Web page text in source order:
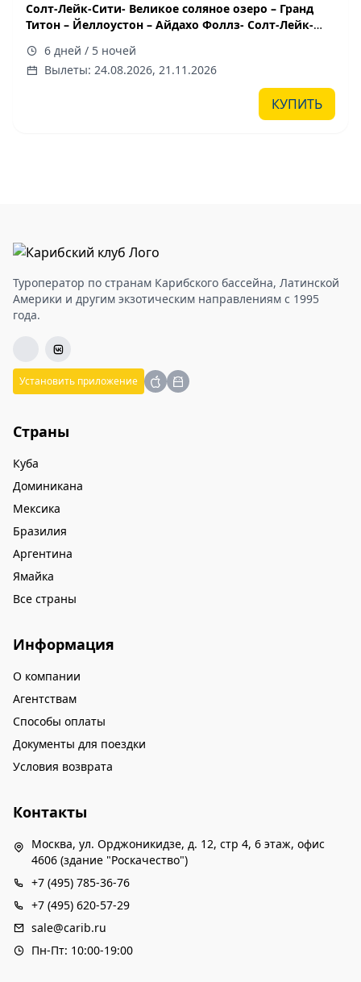
Солт-Лейк-Сити- Великое соляное озеро – Гранд
Титон – Йеллоустон – Айдахо Фоллз- Солт-Лейк-
Парк – Гусиная шея – Долина Монументов – озеро
Пауэлл – Брайс Каньон – Зайон Каньон – Лас-Вегас
6 дней / 5 ночей
Вылеты: 24.08.2026, 21.11.2026
КУПИТЬ
Туроператор по странам Карибского бассейна, Латинской
Америки и другим экзотическим направлениям с 1995
года.
Установить приложение
Страны
Куба
Доминикана
Мексика
Бразилия
Аргентина
Ямайка
Все страны
Информация
О компании
Агентствам
Способы оплаты
Документы для поездки
Условия возврата
Контакты
Москва, ул. Орджоникидзе, д. 12, стр 4, 6 этаж, офис
4606 (здание "Роскачество")
+7 (495) 785-36-76
+7 (495) 620-57-29
sale@carib.ru
Пн-Пт: 10:00-19:00